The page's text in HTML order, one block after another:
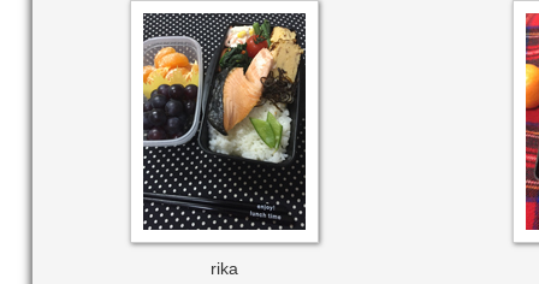
rika